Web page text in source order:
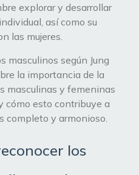
explorar y desarrollar
así como su
las mujeres.
masculinos según Jung
la importancia de la
masculinas y femeninas
cómo esto contribuye a
completo y armonioso.
los